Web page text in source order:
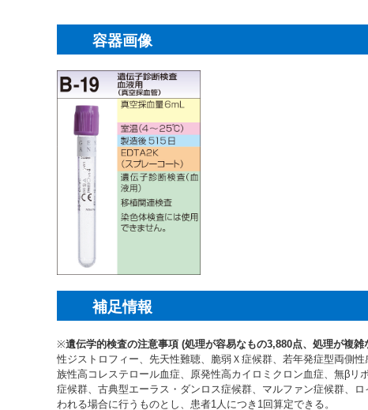
容器画像
補足情報
※遺伝学的検査の注意事項 (処理が容易なもの3,880点、処理が複
性ジストロフィー、先天性難聴、脆弱Ｘ症候群、若年発症型両側
族性高コレステロール血症、原発性高カイロミクロン血症、無β
症候群、古典型エーラス・ダンロス症候群、マルファン症候群、
われる場合に行うものとし、患者1人につき1回算定できる。